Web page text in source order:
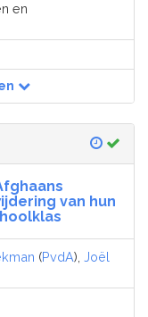
en
van hun
(PvdA), Joël